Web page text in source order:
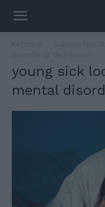
young sick
mental